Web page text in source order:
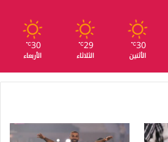
30
℃
الأثنين
29
℃
الثلاثاء
30
℃
الأربعاء